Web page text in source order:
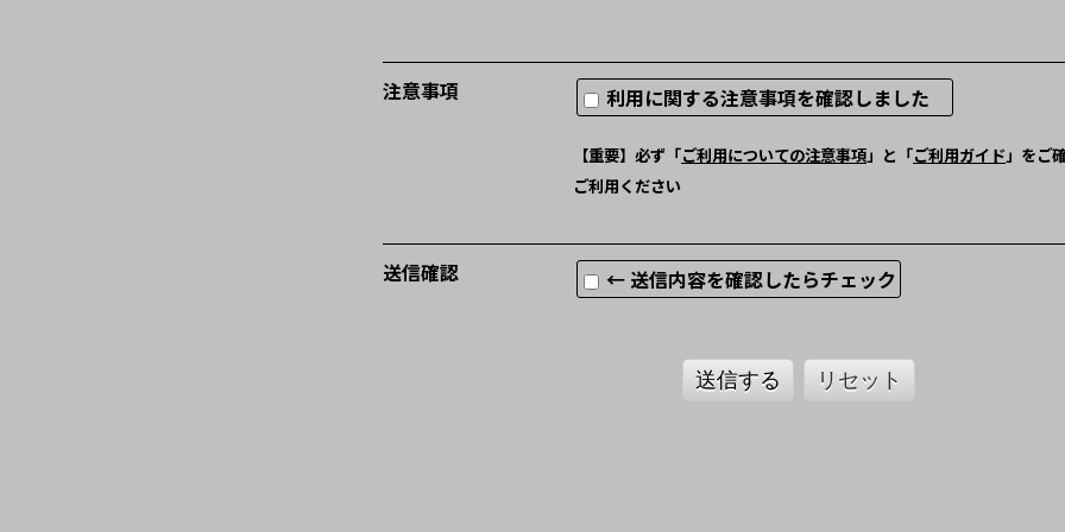
注意事項 利用に関する注意事項を確認しました
【重要】必ず「ご利用についての注意事項」と「ご利用ガイド」をご
ご利用ください
送信確認 ← 送信内容を確認したらチェック
送信する リセット